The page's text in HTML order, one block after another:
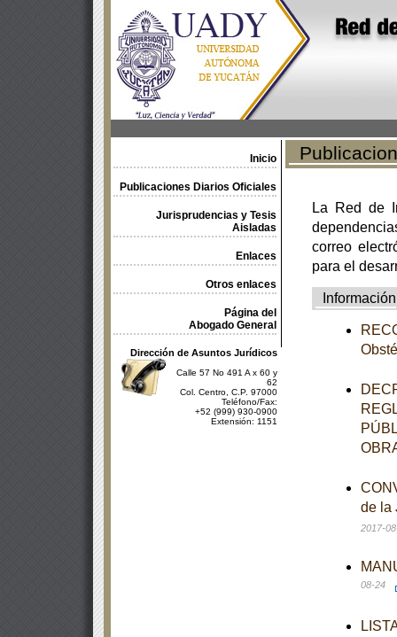
Inicio
Publicaciones Diarios Oficiales
Jurisprudencias y Tesis
Aisladas
Enlaces
Otros enlaces
Página del
Abogado General
Dirección de Asuntos Jurídicos
Calle 57 No 491 A x 60 y
62
Col. Centro, C.P. 97000
Teléfono/Fax:
+52 (999) 930-0900
Extensión: 1151
La Red de
correo
para el
Información
de la
2017-
08-24